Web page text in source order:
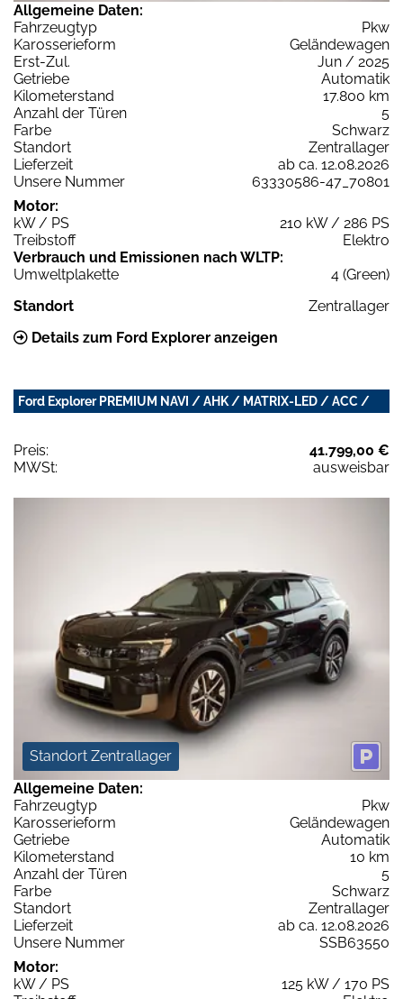
Allgemeine Daten:
Fahrzeugtyp
Pkw
Karosserieform
Geländewagen
Erst-Zul.
Jun / 2025
Getriebe
Automatik
Kilometerstand
17.800 km
Anzahl der Türen
5
Farbe
Schwarz
Standort
Zentrallager
Lieferzeit
ab ca. 12.08.2026
Unsere Nummer
63330586-47_70801
Motor:
kW / PS
210 kW / 286 PS
Treibstoff
Elektro
Verbrauch und Emissionen nach WLTP:
Umweltplakette
4 (Green)
Standort
Zentrallager
Details zum Ford Explorer anzeigen
Ford Explorer PREMIUM NAVI / AHK / MATRIX-LED / ACC /
Preis:
41.799,00 €
MWSt:
ausweisbar
Standort Zentrallager
Allgemeine Daten:
Fahrzeugtyp
Pkw
Karosserieform
Geländewagen
Getriebe
Automatik
Kilometerstand
10 km
Anzahl der Türen
5
Farbe
Schwarz
Standort
Zentrallager
Lieferzeit
ab ca. 12.08.2026
Unsere Nummer
SSB63550
Motor:
kW / PS
125 kW / 170 PS